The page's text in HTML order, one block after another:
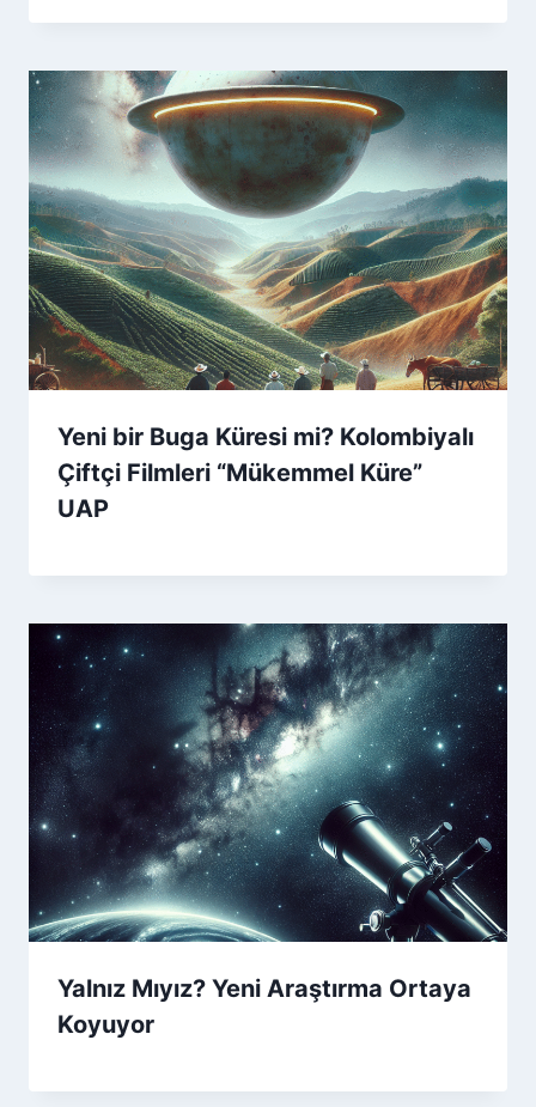
Yeni bir Buga Küresi mi? Kolombiyalı
Çiftçi Filmleri “Mükemmel Küre”
UAP
Yalnız Mıyız? Yeni Araştırma Ortaya
Koyuyor